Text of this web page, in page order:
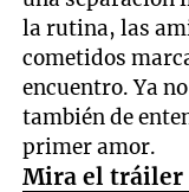
la rutina, las
cometidos
encuentro. Ya
también de
primer amor.
Mira el tráiler